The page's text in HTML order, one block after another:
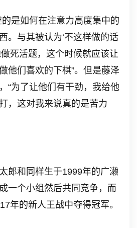
是如何在注意力高度集中的
。与其被认为‘不这样做的话
死活题，这个时候就应该让
他们喜欢的下棋”。但是藤泽
“为了让他们有干劲，我给他
，这对我来说真的是苦力
郎和同样生于1999年的广濑
一个小组然后共同竞争，而
年的新人王战中夺得冠军。